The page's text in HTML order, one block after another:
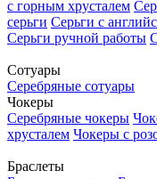
с горным хрусталем
серьги Серьги с
Серьги ручной работы
Сотуары
Серебряные сотуары
Чокеры
Серебряные чокеры
хрусталем Чокеры с
Браслеты